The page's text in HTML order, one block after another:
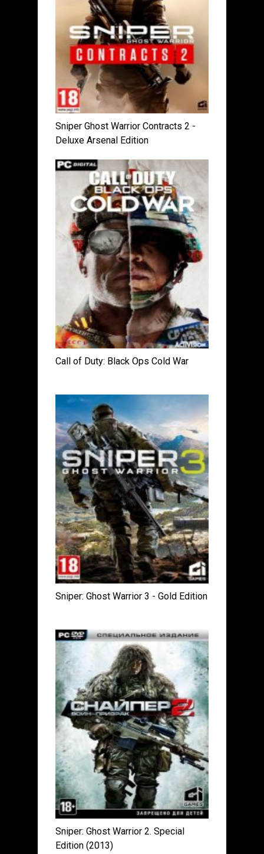
Sniper Ghost Warrior Contracts 2 -
Deluxe Arsenal Edition
Call of Duty: Black Ops Cold War
Sniper: Ghost Warrior 3 - Gold Edition
Sniper: Ghost Warrior 2. Special
Edition (2013)